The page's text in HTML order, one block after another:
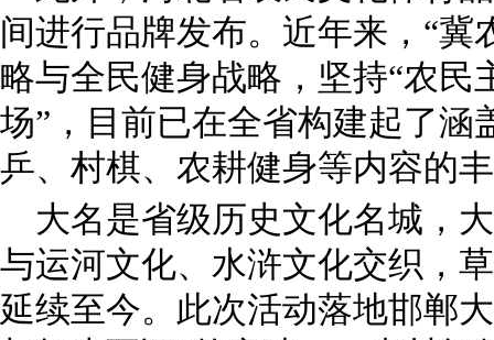
间进行品牌发布。近年来，“冀
略与全民健身战略，坚持“农民
场”，目前已在全省构建起了涵
乒、村棋、农耕健身等内容的
大名是省级历史文化名城，
与运河文化、水浒文化交织，
延续至今。此次活动落地邯郸